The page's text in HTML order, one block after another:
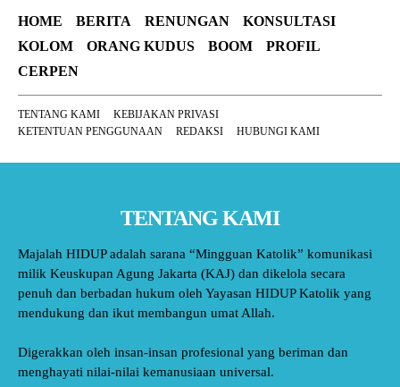
HOME BERITA RENUNGAN
KONSULTASI
KOLOM
ORANG KUDUS BOOM
PROFIL
CERPEN
TENTANG KAMI
KEBIJAKAN PRIVASI
KETENTUAN PENGGUNAAN
REDAKSI HUBUNGI KAMI
TENTANG KAMI
Majalah HIDUP adalah sarana “Mingguan Katolik” komunikasi
milik Keuskupan Agung Jakarta (KAJ) dan dikelola secara
penuh dan berbadan hukum oleh Yayasan HIDUP Katolik yang
mendukung dan ikut membangun umat Allah.
Digerakkan oleh insan-insan profesional yang beriman dan
menghayati nilai-nilai kemanusiaan universal.